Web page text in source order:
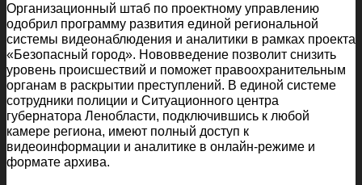
Организационный штаб по проектному управлению
одобрил программу развития единой региональной
системы видеонаблюдения и аналитики в рамках проекта
«Безопасный город». Нововведение позволит снизить
уровень происшествий и поможет правоохранительным
органам в раскрытии преступлений. В единой системе
сотрудники полиции и Ситуационного центра
губернатора Ленобласти, подключившись к любой
камере региона, имеют полный доступ к
видеоинформации и аналитике в онлайн-режиме и
формате архива.